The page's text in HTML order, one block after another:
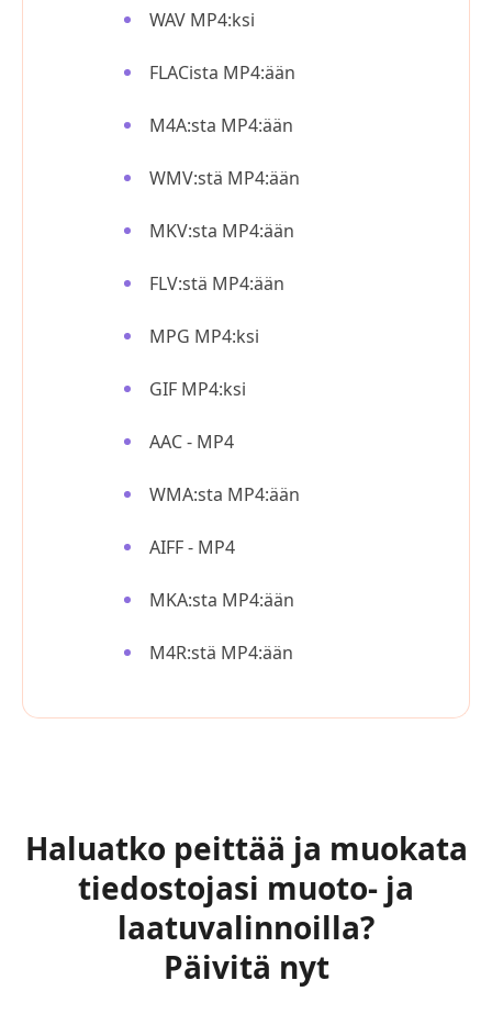
WAV MP4:ksi
FLACista MP4:ään
M4A:sta MP4:ään
WMV:stä MP4:ään
MKV:sta MP4:ään
FLV:stä MP4:ään
MPG MP4:ksi
GIF MP4:ksi
AAC - MP4
WMA:sta MP4:ään
AIFF - MP4
MKA:sta MP4:ään
M4R:stä MP4:ään
Haluatko peittää ja muokata
tiedostojasi muoto- ja
laatuvalinnoilla?
Päivitä nyt